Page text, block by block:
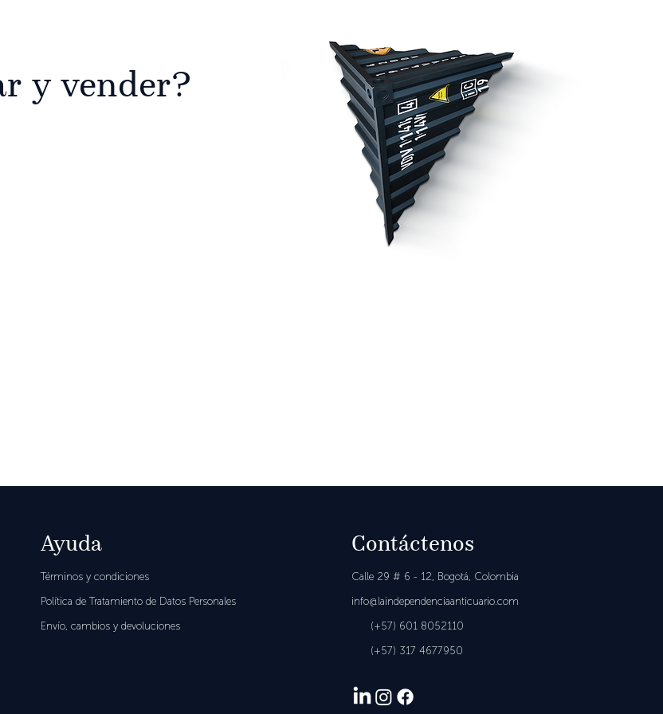
y vender?
Ayuda
Términos y condiciones
Política de Tratamiento de Datos Personales
Envío, cambios y devoluciones
Contáctenos
Calle 29 # 6 - 12, Bogotá, Colombia
info@laindependenciaanticuario.com
(+57) 601 8052110
(+57) 317 4677950